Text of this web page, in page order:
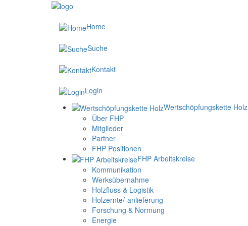
Home
Suche
Kontakt
Login
Wertschöpfungskette Holz
Über FHP
Mitglieder
Partner
FHP Positionen
FHP Arbeitskreise
Kommunikation
Werksübernahme
Holzfluss & Logistik
Holzernte/-anlieferung
Forschung & Normung
Energie